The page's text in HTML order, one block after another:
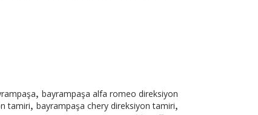
, bayrampaşa alfa romeo direksiyon
tamiri, bayrampaşa chery direksiyon tamiri,